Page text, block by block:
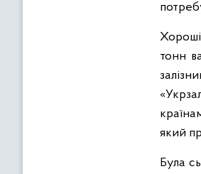
Хороші
тонн
який
Була